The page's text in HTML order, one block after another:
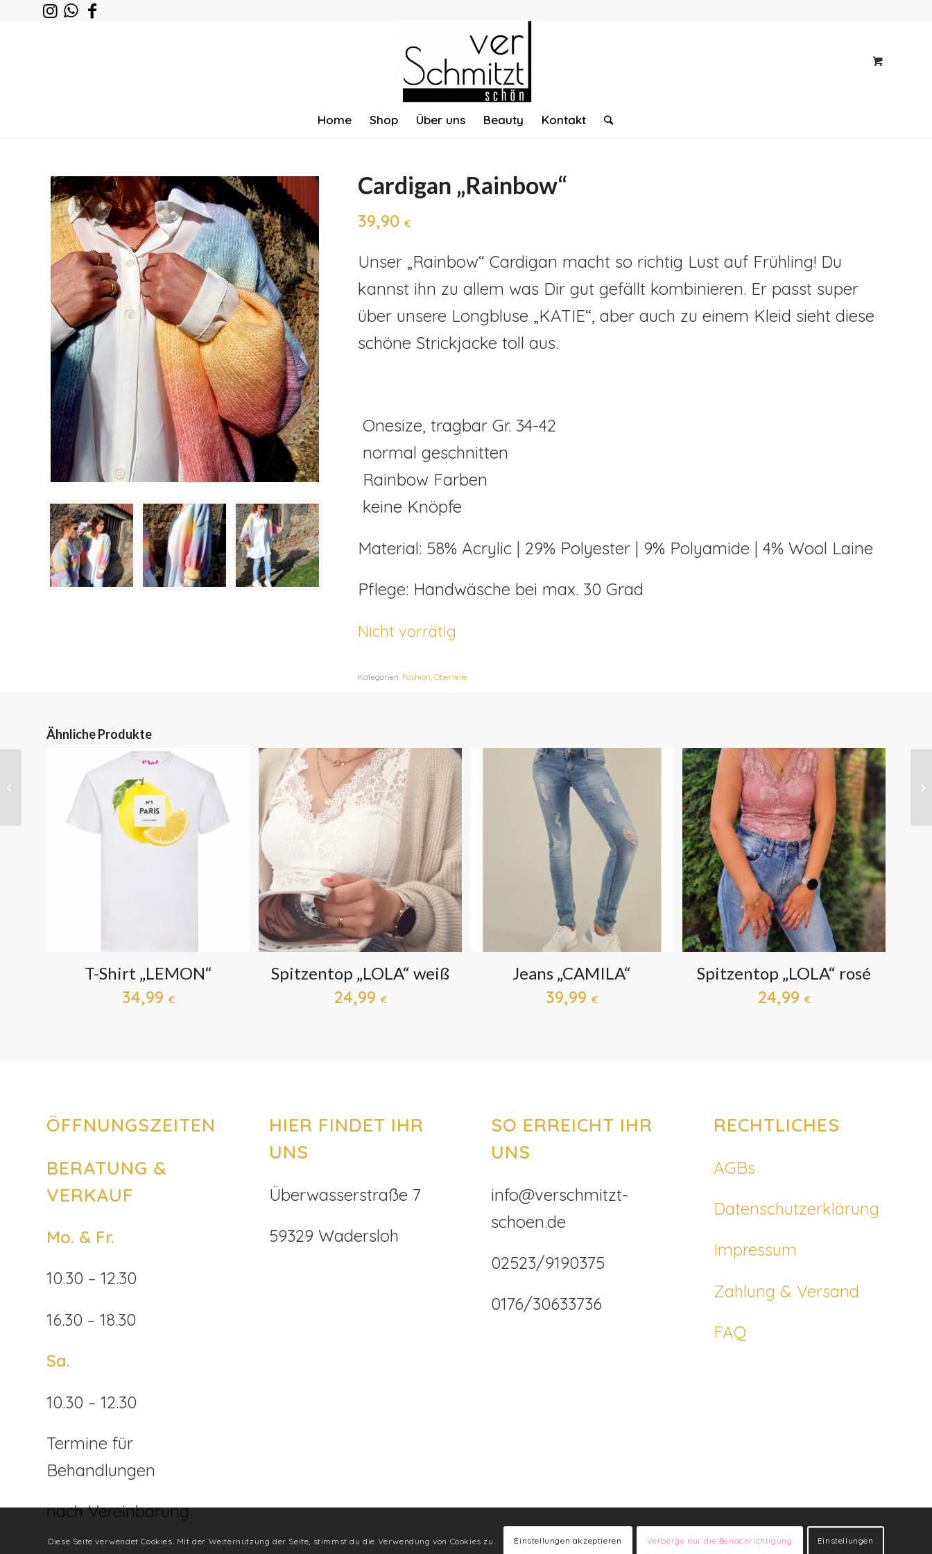
Home Shop Über uns Beauty Kontakt
Cardigan „Rainbow“
39,90€
Unser „Rainbow“ Cardigan macht so richtig Lust auf Frühling! Du
kannst ihn zu allem was Dir gut gefällt kombinieren. Er passt super
über unsere Longbluse „KATIE“, aber auch zu einem Kleid sieht diese
schöne Strickjacke toll aus.
Onesize, tragbar Gr. 34-42
normal geschnitten
Rainbow Farben
keine Knöpfe
Material: 58% Acrylic | 29% Polyester | 9% Polyamide | 4% Wool Laine
Pflege: Handwäsche bei max. 30 Grad
Nicht vorrätig
Kategorien: Fashion,Oberteile
Ähnliche Produkte
T-Shirt „LEMON“
34,99 €
Spitzentop „LOLA“ weiß
24,99 €
Jeans „CAMILA“
39,99€
Spitzentop „LOLA“ rosé
24,99 €
ÖFFNUNGSZEITEN
BERATUNG &
VERKAUF
Mo. & Fr.
10.30 – 12.30
16.30 – 18.30
Sa.
10.30 – 12.30
Termine für
Behandlungen
nach Vereinbarung
HIER FINDET IHR
UNS
Überwasserstraße 7
59329 Wadersloh
SO ERREICHT IHR
UNS
info@verschmitzt-
schoen.de
02523/9190375
0176/30633736
RECHTLICHES
AGBs
Datenschutzerklärung
Impressum
Zahlung & Versand
FAQ
Pullover „Rainbow“
Diese Seite verwendet Cookies. Mit der Weiternutzung der Seite, stimmst du die Verwendung von Cookies zu. Einstellungen akzeptieren Verberge nur die Benachrichtigung Einstellungen